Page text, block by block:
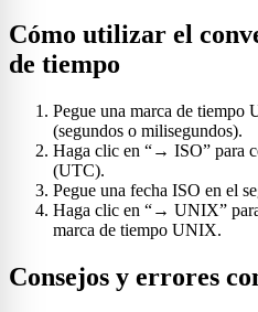
Cómo utilizar el
de tiempo
Pegue una marca de
(segundos o milisegundos).
Haga clic en “→ ISO” para
(UTC).
Pegue una fecha ISO en el
Haga clic en “→ UNIX”
marca de tiempo UNIX.
Consejos y errores